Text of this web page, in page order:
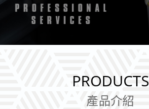
PRODUCTS
產品介紹